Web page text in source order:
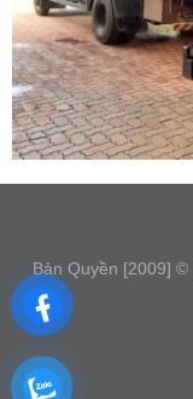
Bản Quyền [2009] ©